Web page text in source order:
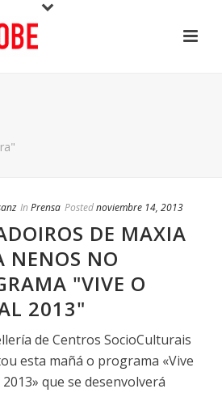
In Prensa Postednoviembre 14, 2013
DE MAXIA
NENOS NO
"VIVE O
2013"
de Centros SocioCulturais
esta mañá o programa «Vive
que se desenvolverá